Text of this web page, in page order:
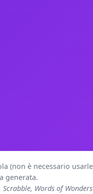
(non è necessario
generata.
Words of